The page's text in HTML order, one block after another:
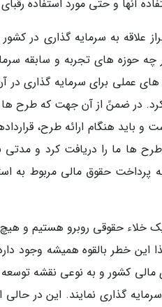
آنها و حتی مورد استفاده
به سرمایه گذاری در
چه حوزه های تجربه و سابقه
های عملی برای سرمایه گذاری
در ضمنً از آن جهت که طرح
باید هنگام ارائه طرح،
ها ما را دریافت کرد و
حقوق مالی مربوط به
خلاء حقوقی روبرو هستیم و
خطر بالقوه همیشه وجود
کشور و به نوعی نقشه توسعه
گذاری نمایند. این در